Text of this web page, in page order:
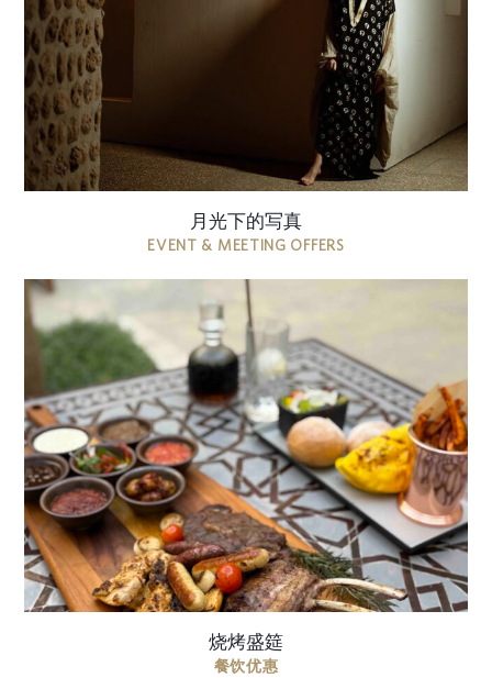
灵活的深夜或午夜时段，捕捉星光下环境的宁静氛
围。. 价格包含 全天开放图书馆及庭院区域 额外 ...
月光下的写真
EVENT & MEETING OFFERS
尽情享用精选优质肉类，在我们标志性的室内火坑
上精心烤制。每一道菜品都经过精心准备，以捕捉
开放式火焰烹饪的纯粹精髓。温暖的卡米尔面包、
香脆的哈里萨薯条，以及一款清爽的软饮料，为您
的盛 ...
烧烤盛筵
餐饮优惠